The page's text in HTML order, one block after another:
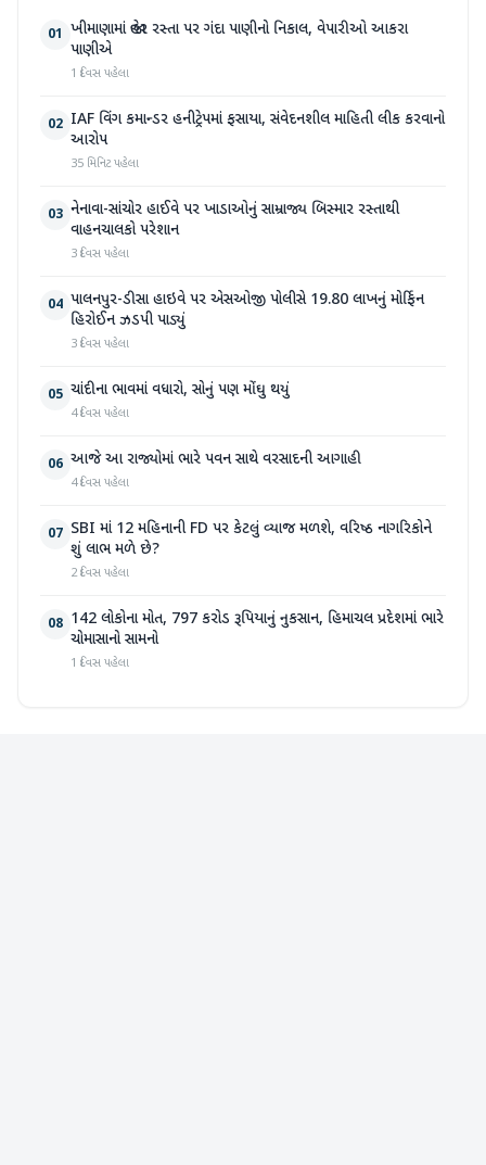
01 ખીમાણામાં જાહેર રસ્તા પર ગંદા પાણીનો નિકાલ, વેપારીઓ આકરા
પાણીએ
1 દિવસ પહેલા
02 IAF વિંગ કમાન્ડર હનીટ્રેપમાં ફસાયા, સંવેદનશીલ માહિતી લીક કરવાનો
આરોપ
35 મિનિટ પહેલા
03 નેનાવા-સાંચોર હાઈવે પર ખાડાઓનું સામ્રાજ્ય બિસ્માર રસ્તાથી
વાહનચાલકો પરેશાન
3 દિવસ પહેલા
04 પાલનપુર-ડીસા હાઇવે પર એસઓજી પોલીસે 19.80 લાખનું મોર્ફિન
હિરોઈન ઝડપી પાડ્યું
3 દિવસ પહેલા
05 ચાંદીના ભાવમાં વધારો, સોનું પણ મોંઘુ થયું
4 દિવસ પહેલા
06 આજે આ રાજ્યોમાં ભારે પવન સાથે વરસાદની આગાહી
4 દિવસ પહેલા
07 SBI માં 12 મહિનાની FD પર કેટલું વ્યાજ મળશે, વરિષ્ઠ નાગરિકોને
શું લાભ મળે છે?
2 દિવસ પહેલા
08 142 લોકોના મોત, 797 કરોડ રૂપિયાનું નુકસાન, હિમાચલ પ્રદેશમાં ભારે
ચોમાસાનો સામનો
1 દિવસ પહેલા